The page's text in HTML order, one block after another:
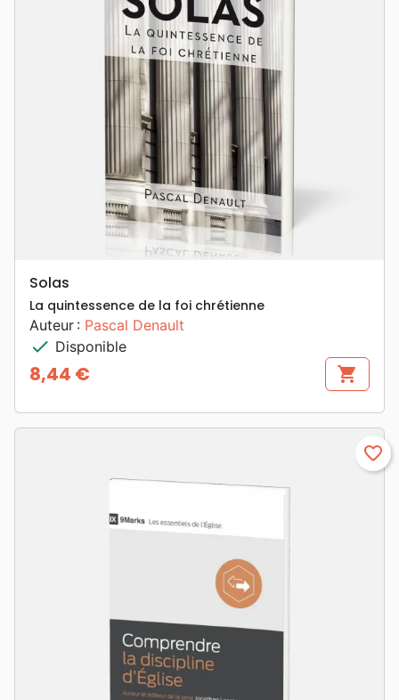
Solas
La quintessence de la foi chrétienne
Auteur : Pascal Denault
check Disponible
Prix
8,44 € shopping_cart
favorite_border